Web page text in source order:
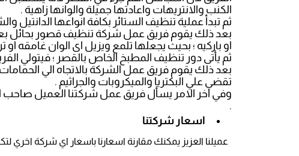
الكنب والانتريهات واعادتها جميلة والوانها زاهية .
ثم تبدأ عملية تنظيف الستائر بكافة انواعها
بعد ذلك يقوم فريق عمل شركة تنظيف قصور بحائل
او باركيه ؛ بحيث يجعلها تلمع ويزيل اى الوان غامقه
ثم يأتى دور تنظيف المطبخ الخاص بالقصر ؛ فيتولي
بعد ذلك يقوم فريق عمل الشركة بالاتجاه الي
تقضي علي البكتريا والميكروبات والجراثيم .
وفي اخر الامر يسأل فريق عمل شركتنا العميل صاحب
.
اسعار شركتنا
عميلنا العزيز يمكنك مقارنة اسعارنا باسعار اي شركة